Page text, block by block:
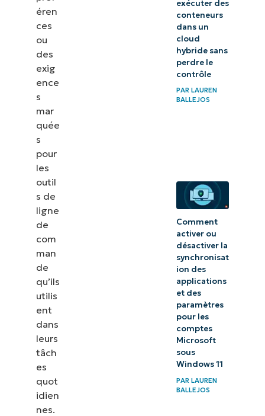
éren
ces
ou
des
exig
ence
s
mar
quée
s
pour
les
outil
s de
ligne
de
com
man
de
qu’ils
utilis
ent
dans
leurs
tâch
es
quot
idien
nes.
exécuter des
conteneurs
dans un
cloud
hybride sans
perdre le
contrôle
PAR LAUREN
BALLEJOS
Comment
activer ou
désactiver la
synchronisat
ion des
applications
et des
paramètres
pour les
comptes
Microsoft
sous
Windows 11
PAR LAUREN
BALLEJOS